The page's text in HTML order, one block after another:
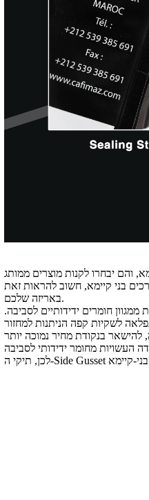
והם יבחרו לקנות מוצרים ממותג
בני קיימא, חשוב להראות זאת
באריזה שלכם.
חומרים ידידותיים לסביבה.
בנקודת מחיר נמוכה יותר